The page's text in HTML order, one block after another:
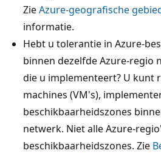
ZieAzure-geografische
informatie.
Hebt u tolerantie in Azure-
binnen dezelfde Azure-regio
die u implementeert? U kunt
machines (VM's),
beschikbaarheidszones
netwerk. Niet alle Azure-
beschikbaarheidszones. Zie